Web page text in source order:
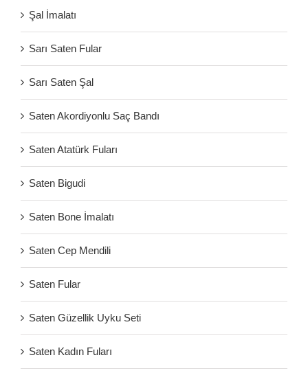
Şal İmalatı
Sarı Saten Fular
Sarı Saten Şal
Saten Akordiyonlu Saç Bandı
Saten Atatürk Fuları
Saten Bigudi
Saten Bone İmalatı
Saten Cep Mendili
Saten Fular
Saten Güzellik Uyku Seti
Saten Kadın Fuları